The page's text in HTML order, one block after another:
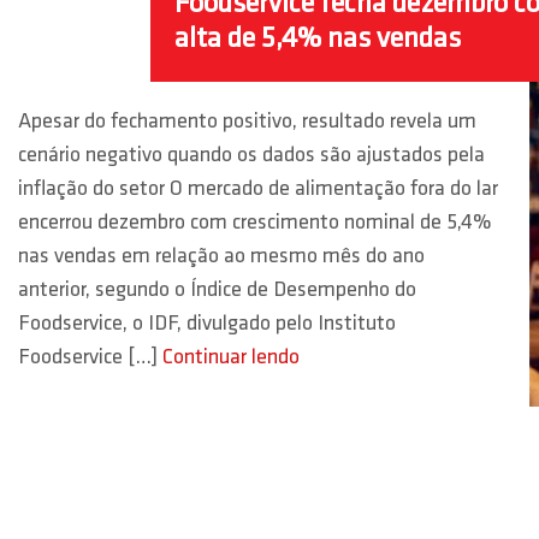
alta de 5,4% nas vendas
Apesar do fechamento positivo, resultado revela um
cenário negativo quando os dados são ajustados pela
inflação do setor O mercado de alimentação fora do lar
encerrou dezembro com crescimento nominal de 5,4%
nas vendas em relação ao mesmo mês do ano
anterior, segundo o Índice de Desempenho do
Foodservice, o IDF, divulgado pelo Instituto
Foodservice […] Continuar lendo